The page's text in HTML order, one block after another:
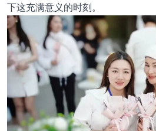
下这充满意义的时刻。